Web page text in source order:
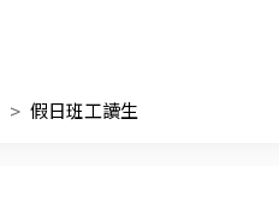
假日班工讀生